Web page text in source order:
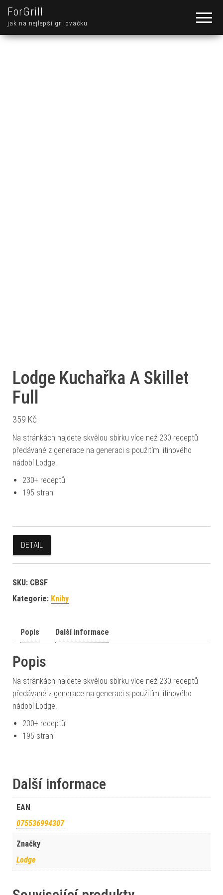
ForGrill
jak na nejlepší grilovačku
Lodge Kuchařka A Skillet
Full
359 Kč
Na stránkách najdete skvělou sbírku více než 230 receptů
předávané z generace na generaci s použitím litinového
nádobí Lodge.
230+ receptů
195 stran
DETAIL
SKU: CBSF
Kategorie: Knihy
Popis Další informace
Popis
Na stránkách najdete skvělou sbírku více než 230 receptů
předávané z generace na generaci s použitím litinového
nádobí Lodge.
230+ receptů
195 stran
Další informace
EAN
075536994307
Značky
Lodge